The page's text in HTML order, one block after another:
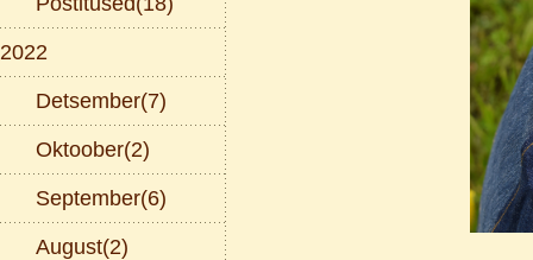
2022
Detsember(7)
Oktoober(2)
September(6)
August(2)